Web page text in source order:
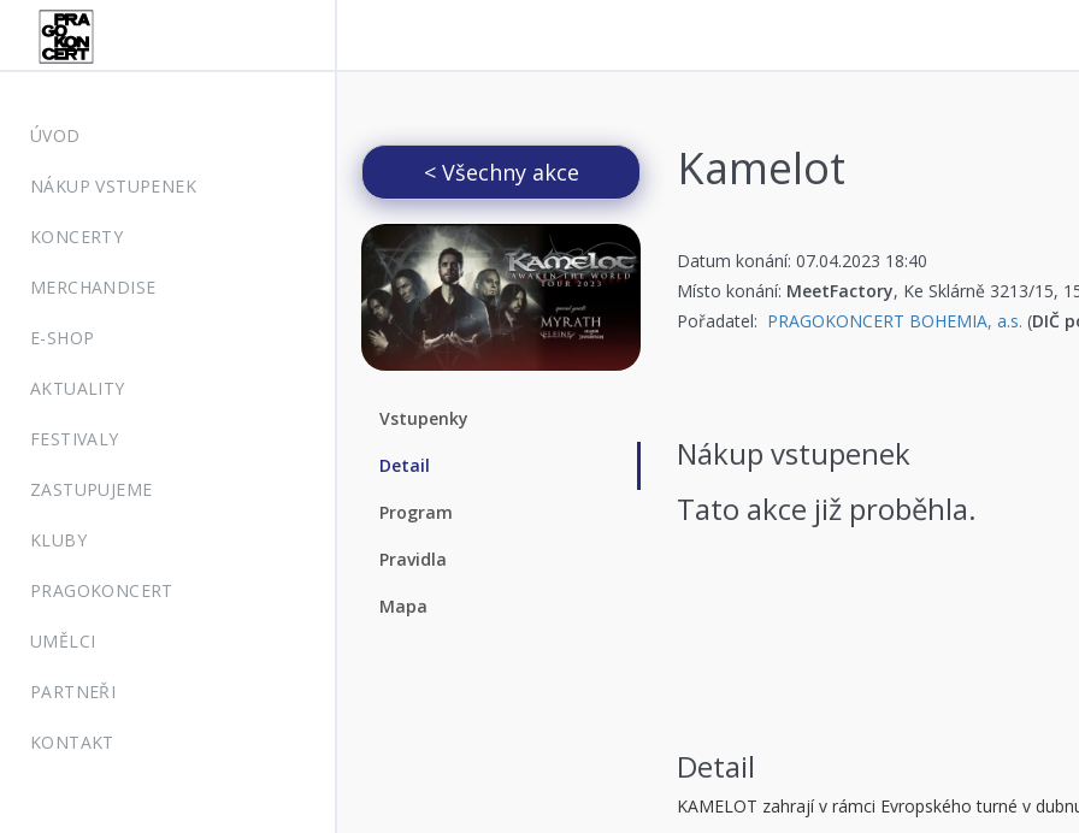
ÚVOD
NÁKUP VSTUPENEK
KONCERTY
MERCHANDISE
E-SHOP
AKTUALITY
FESTIVALY
ZASTUPUJEME
KLUBY
PRAGOKONCERT
UMĚLCI
PARTNEŘI
KONTAKT
< Všechny akce
Vstupenky
Detail
Program
Pravidla
Mapa
Kamelot
Datum konání: 07.04.2023 18:40
Místo konání: MeetFactory, Ke Sklárně 3213/15,
Pořadatel: PRAGOKONCERT BOHEMIA, a.s. (DIČ
Nákup vstupenek
Tato akce již proběhla.
Detail
KAMELOT zahrají v rámci Evropského turné v